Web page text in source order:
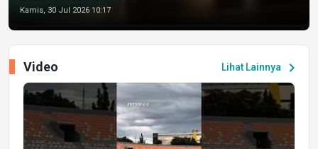
Kamis, 30 Jul 2026 10:17
Lihat Lainnya chevron_right
Video